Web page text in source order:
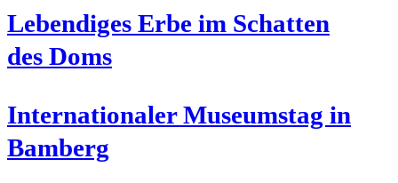
Leben­di­ges Erbe im Schat­ten
des Doms
Inter­na­tio­na­ler Muse­ums­tag in
Bamberg